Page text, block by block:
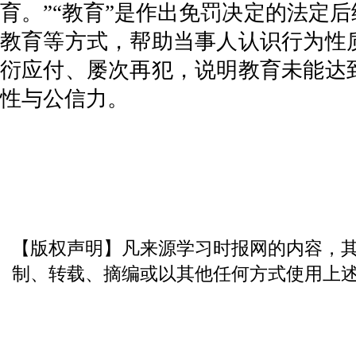
育。”“教育”是作出免罚决定的法定
教育等方式，帮助当事人认识行为
衍应付、屡次再犯，说明教育未能
性与公信力。
【版权声明】凡来源学习时报网的内容
制、转载、摘编或以其他任何方式使用上